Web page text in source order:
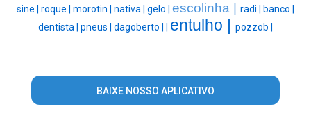
sine | roque | morotin | nativa | gelo | escolinha | radi |
banco |
dentista | pneus | dagoberto | entulho | pozzob |
BAIXE NOSSO APLICATIVO